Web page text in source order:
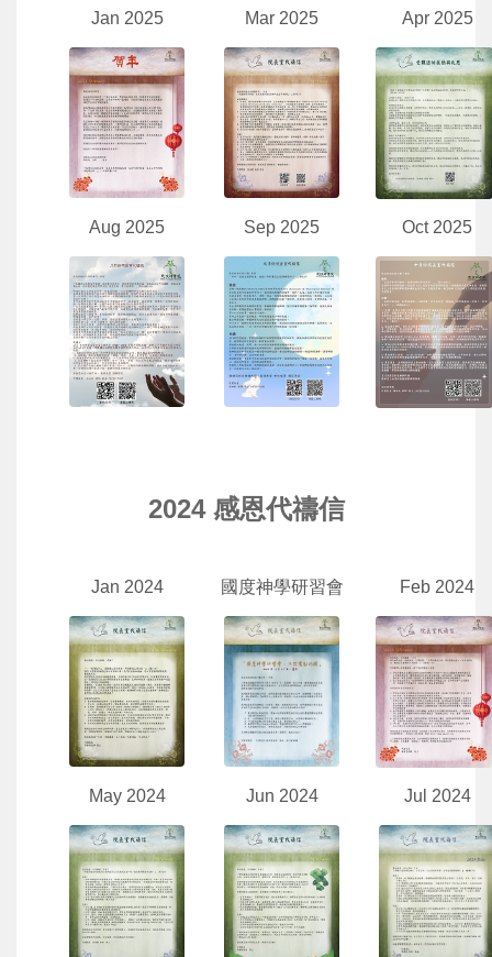
Jan 2025 Mar 2025 Apr 2025
Aug 2025 Sep 2025 Oct 2025
2024 感恩代禱信
Jan 2024 國度神學研習會 Feb 2024
May 2024 Jun 2024 Jul 2024